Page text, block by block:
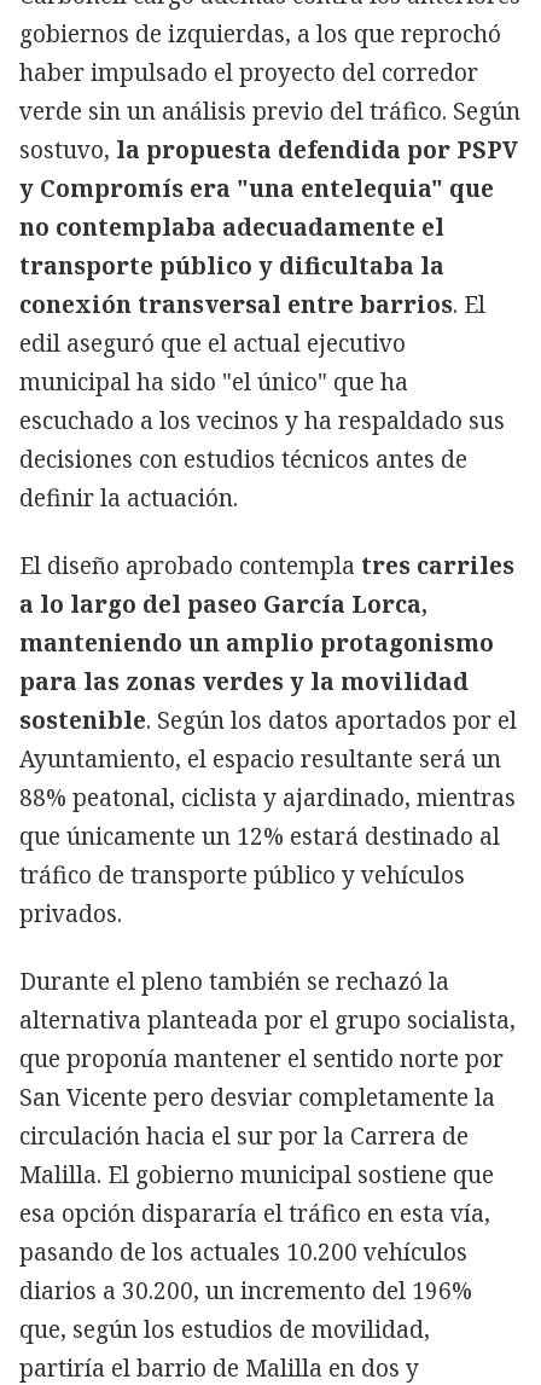
gobiernos de izquierdas, a los que reprochó
haber impulsado el proyecto del corredor
verde sin un análisis previo del tráfico. Según
sostuvo, la propuesta defendida por PSPV
y Compromís era "una entelequia" que
no contemplaba adecuadamente el
transporte público y dificultaba la
conexión transversal entre barrios. El
edil aseguró que el actual ejecutivo
municipal ha sido "el único" que ha
escuchado a los vecinos y ha respaldado sus
decisiones con estudios técnicos antes de
definir la actuación.
El diseño aprobado contempla tres carriles
a lo largo del paseo García Lorca,
manteniendo un amplio protagonismo
para las zonas verdes y la movilidad
sostenible. Según los datos aportados por el
Ayuntamiento, el espacio resultante será un
88% peatonal, ciclista y ajardinado, mientras
que únicamente un 12% estará destinado al
tráfico de transporte público y vehículos
privados.
Durante el pleno también se rechazó la
alternativa planteada por el grupo socialista,
que proponía mantener el sentido norte por
San Vicente pero desviar completamente la
circulación hacia el sur por la Carrera de
Malilla. El gobierno municipal sostiene que
esa opción dispararía el tráfico en esta vía,
pasando de los actuales 10.200 vehículos
diarios a 30.200, un incremento del 196%
que, según los estudios de movilidad,
partiría el barrio de Malilla en dos y